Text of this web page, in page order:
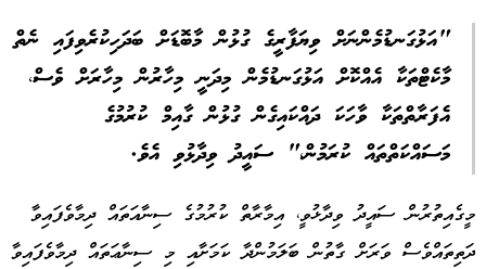
"އަޅުގަނޑުމެންނަށް ވިޔަފާރީގެ ގުޅުން މާބޮޑަށް ބަދަހިކުރެވިފައި ނެތް
މާކެޓްތަކާ އެއްކޮށް އަޅުގަނޑުމެން މިދަނީ މިހާރުން މިހާރަށް ވެސް،
އެފަރާތްތަކާ ވާހަކަ ދައްކައިގެން ގުޅުން ގާއިމް ކުރުމުގެ
މަސައްކަތްތައް ކުރަމުން،" ސައީދު ވިދާޅުވި އެވެ.
މީގެއިތުރުން ސައީދު ވިދާޅުވީ، އިމާރާތް ކުރުމުގެ ސިނާއަތައް ދިމާވެފައިވާ
ދަތިތައްވެސް ވަރަށް ގާތުން ބަލަމުންދާ ކަމަށާއި މި ސިނާޢަތައް ދިމާވެފައިވާ